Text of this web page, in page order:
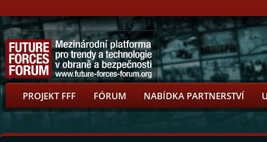
PROJEKT FFF FÓRUM NABÍDKA PARTNERSTVÍ